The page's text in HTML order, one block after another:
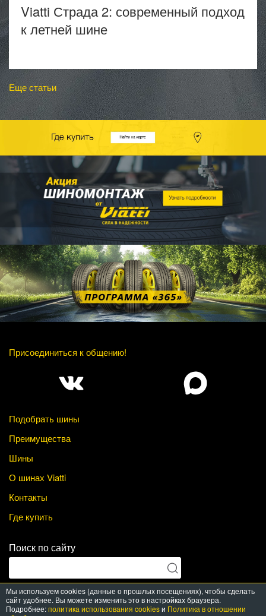
Viatti Страда 2: современный подход
к летней шине
Еще статьи
Мы используем cookies (данные о прошлых посещениях), чтобы сделать
сайт удобнее. Вы можете изменить это в настройках браузера.
Подробнее:политика использования cookiesи Политика в отношении
Присоединиться к общению!
Подобрать шины
Преимущества
Шины
О шинах Viatti
Контакты
Где купить
© Viatti Tyres, 2026. All Rights Reserved
Поиск по сайту